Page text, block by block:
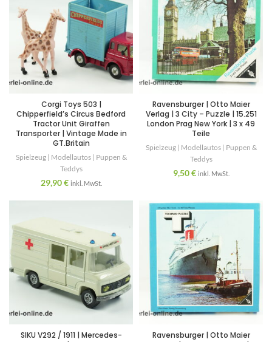
Corgi Toys 503 |
Chipperfield’s Circus Bedford
Tractor Unit Giraffen
Transporter | Vintage Made in
GT.Britain
Spielzeug | Modellautos | Puppen &
Teddys
29,90€ inkl. MwSt.
Ravensburger | Otto Maier
Verlag | 3 City – Puzzle | 15.251
London Prag New York | 3 x 49
Teile
Spielzeug | Modellautos | Puppen &
Teddys
9,50€ inkl. MwSt.
SIKU V292 / 1911 | Mercedes-
Ravensburger | Otto Maier